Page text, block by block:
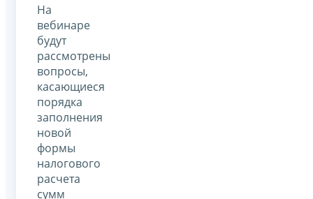
На
вебинаре
будут
рассмотрены
вопросы,
касающиеся
порядка
заполнения
новой
формы
налогового
расчета
сумм